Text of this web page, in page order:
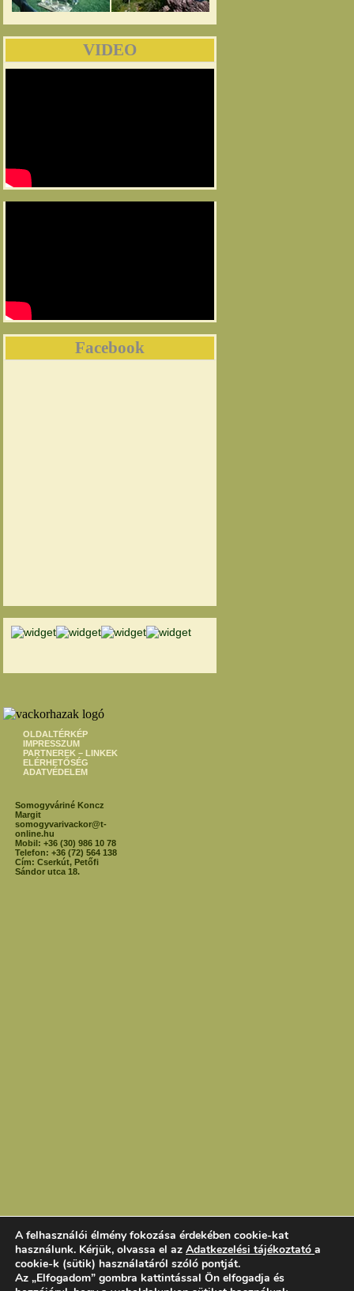
VIDEO
Facebook
A felhasználói élmény fokozása érdekében cookie-kat
használunk. Kérjük, olvassa el az Adatkezelési tájékoztató a
cookie-k (sütik) használatáról szóló pontját.
Az „Elfogadom” gombra kattintással Ön elfogadja és
OLDALTÉRKÉP
IMPRESSZUM
PARTNEREK – LINKEK
ELÉRHETŐSÉG
ADATVÉDELEM
Somogyváriné Koncz
Margit
somogyvarivackor@t-
online.hu
Mobil: +36 (30) 986 10 78
Telefon: +36 (72) 564 138
Cím: Cserkút, Petőfi
Sándor utca 18.